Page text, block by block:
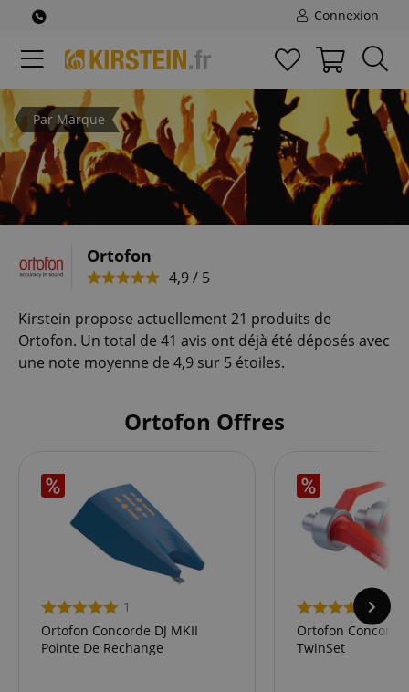
Connexion
Par Marque
Ortofon
4,9 / 5
Kirstein propose actuellement 21 produits de
Ortofon. Un total de 41 avis ont déjà été déposés avec
une note moyenne de 4,9 sur 5 étoiles.
Ortofon Offres
1
Ortofon Concorde DJ MKII
Pointe De Rechange
Ortofon
TwinSet